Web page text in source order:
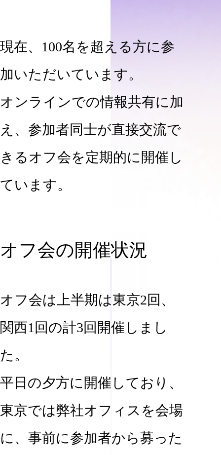
現在、100名を超える方に参
加いただいています。
オンラインでの情報共有に加
え、参加者同士が直接交流で
きるオフ会を定期的に開催し
ています。
オフ会の開催状況
オフ会は上半期は東京2回、
関西1回の計3回開催しまし
た。
平日の夕方に開催しており、
東京では弊社オフィスを会場
に、事前に参加者から募った